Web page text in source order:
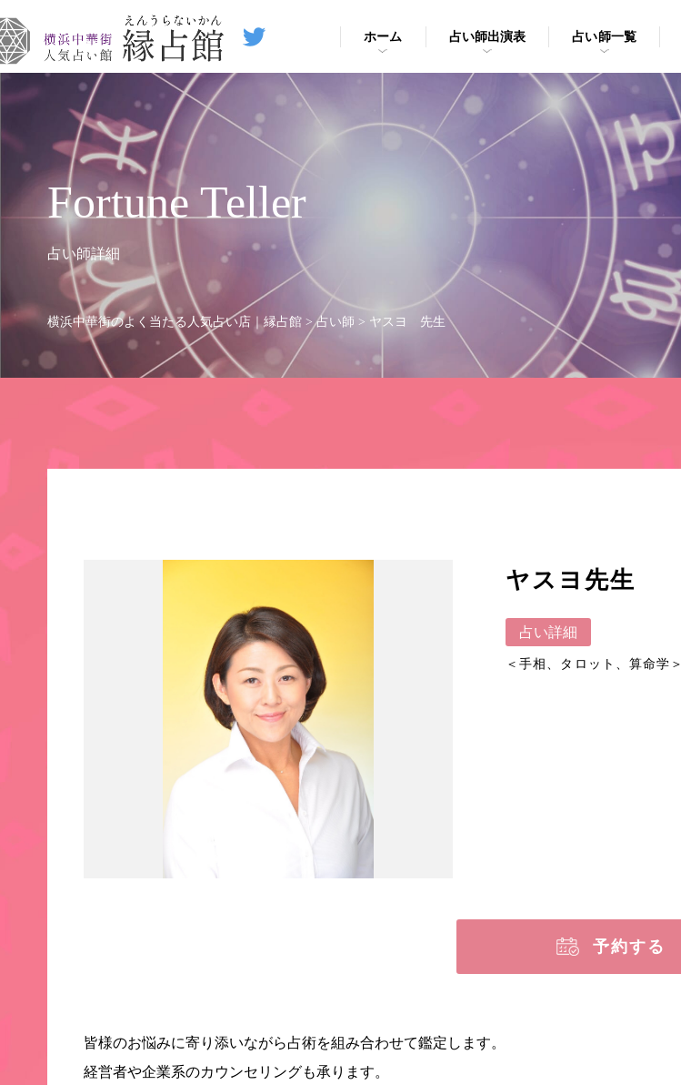
ホーム 占い師出演表 占い師一覧
Fortune Teller
占い師詳細
横浜中華街のよく当たる人気占い店｜縁占館 >占い師 > ヤスヨ 先生
ヤスヨ先生
占い詳細
＜手相、タロット、算命学＞
予約する
皆様のお悩みに寄り添いながら占術を組み合わせて鑑定します。
経営者や企業系のカウンセリングも承ります。